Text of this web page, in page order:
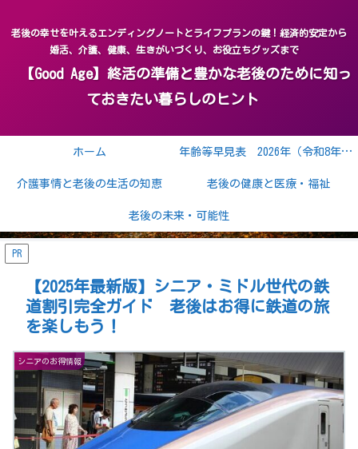
老後の幸せを叶えるエンディングノートとライフプランの鍵！経済的安定から
婚活、介護、健康、生きがいづくり、お役立ちグッズまで
【Good Age】終活の準備と豊かな老後のために知っ
ておきたい暮らしのヒント
ホーム 年齢等早見表 2026年（令和8年） 2027年（令和9年）
介護事情と老後の生活の知恵 老後の健康と医療・福祉
老後の未来・可能性
PR
【2025年最新版】シニア・ミドル世代の鉄
道割引完全ガイド 老後はお得に鉄道の旅
を楽しもう！
シニアのお得情報